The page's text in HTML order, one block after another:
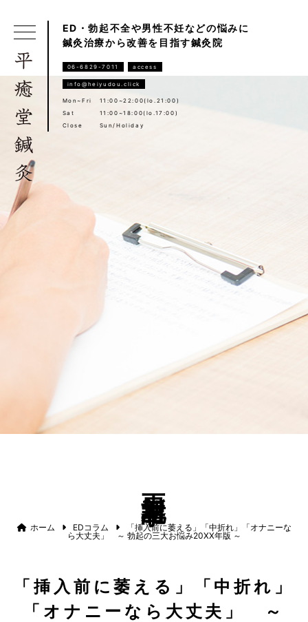
ED・勃起不全や男性不妊などの悩みに
鍼灸治療から改善を目指す鍼灸院
06-6829-7011 access
info@heiyudou.click
Mon~Fri
11:00~22:00(lo.21:00)
Sat
11:00~18:00(lo.17:00)
Close
Sun/Holiday
ホーム EDコラム
「挿入前に萎える」「中折れ」「オナニーな
ら大丈夫」 ～ 勃起の三大お悩み20XX年版 ～
「挿入前に萎える」「中折れ」
「オナニーなら大丈夫」 ～